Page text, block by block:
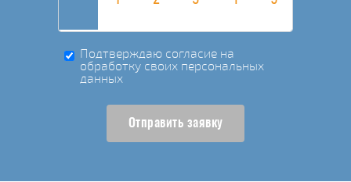
Подтверждаю согласие на
обработку своих персональных
данных
Отправить заявку